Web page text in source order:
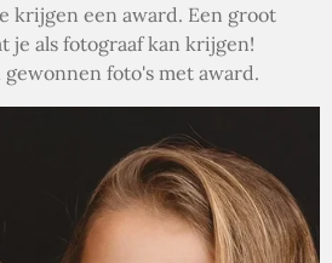
krijgen een award. Een groot
je als fotograaf kan krijgen!
foto's met award.